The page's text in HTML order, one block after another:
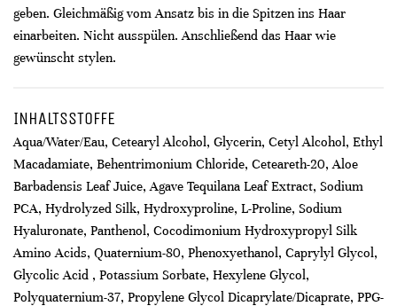
geben. Gleichmäßig vom Ansatz bis in die Spitzen ins Haar
einarbeiten. Nicht ausspülen. Anschließend das Haar wie
gewünscht stylen.
INHALTSSTOFFE
Aqua/Water/Eau, Cetearyl Alcohol, Glycerin, Cetyl Alcohol, Ethyl
Macadamiate, Behentrimonium Chloride, Ceteareth-20, Aloe
Barbadensis Leaf Juice, Agave Tequilana Leaf Extract, Sodium
PCA, Hydrolyzed Silk, Hydroxyproline, L-Proline, Sodium
Hyaluronate, Panthenol, Cocodimonium Hydroxypropyl Silk
Amino Acids, Quaternium-80, Phenoxyethanol, Caprylyl Glycol,
Glycolic Acid , Potassium Sorbate, Hexylene Glycol,
Polyquaternium-37, Propylene Glycol Dicaprylate/Dicaprate, PPG-